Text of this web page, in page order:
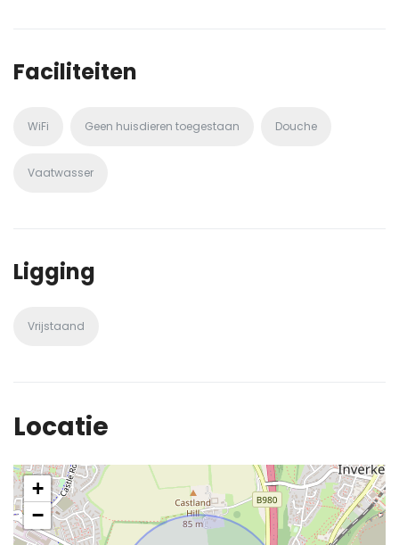
Faciliteiten
WiFi Geen huisdieren toegestaan Douche
Vaatwasser
Ligging
Vrijstaand
Locatie
+
−